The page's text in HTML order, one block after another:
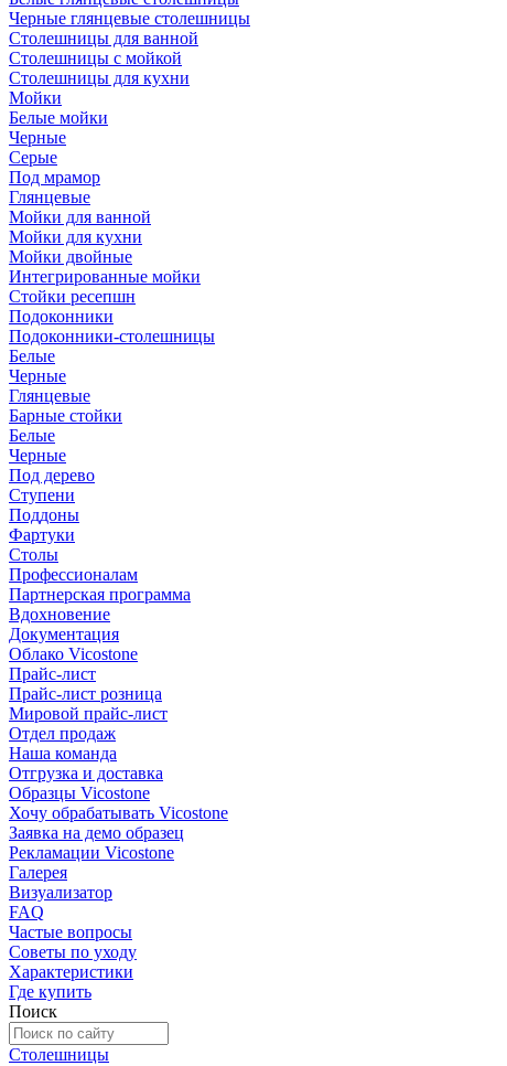
Черные глянцевые столешницы
Столешницы для ванной
Столешницы с мойкой
Столешницы для кухни
Мойки
Белые мойки
Черные
Серые
Под мрамор
Глянцевые
Мойки для ванной
Мойки для кухни
Мойки двойные
Интегрированные мойки
Стойки ресепшн
Подоконники
Подоконники-столешницы
Белые
Черные
Глянцевые
Барные стойки
Белые
Черные
Под дерево
Ступени
Поддоны
Фартуки
Столы
Профессионалам
Партнерская программа
Вдохновение
Документация
Облако Vicostone
Прайс-лист
Прайс-лист розница
Мировой прайс-лист
Отдел продаж
Наша команда
Отгрузка и доставка
Образцы Vicostone
Хочу обрабатывать Vicostone
Заявка на демо образец
Рекламации Vicostone
Галерея
Визуализатор
FAQ
Частые вопросы
Советы по уходу
Характеристики
Где купить
Поиск
Столешницы